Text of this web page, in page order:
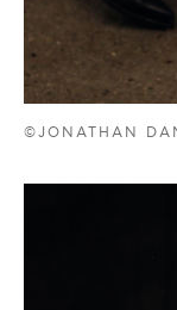
©JONATHAN